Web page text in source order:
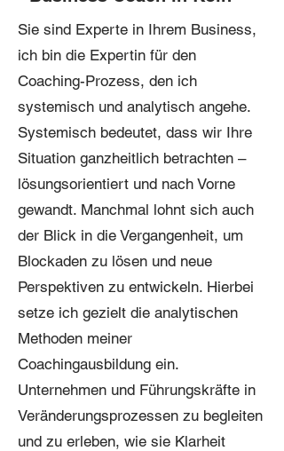
Sie sind Experte in Ihrem Business,
ich bin die Expertin für den
Coaching-Prozess, den ich
systemisch und analytisch angehe.
Systemisch bedeutet, dass wir Ihre
Situation ganzheitlich betrachten –
lösungsorientiert und nach Vorne
gewandt. Manchmal lohnt sich auch
der Blick in die Vergangenheit, um
Blockaden zu lösen und neue
Perspektiven zu entwickeln. Hierbei
setze ich gezielt die analytischen
Methoden meiner
Coachingausbildung ein.
Unternehmen und Führungskräfte in
Veränderungsprozessen zu begleiten
und zu erleben, wie sie Klarheit